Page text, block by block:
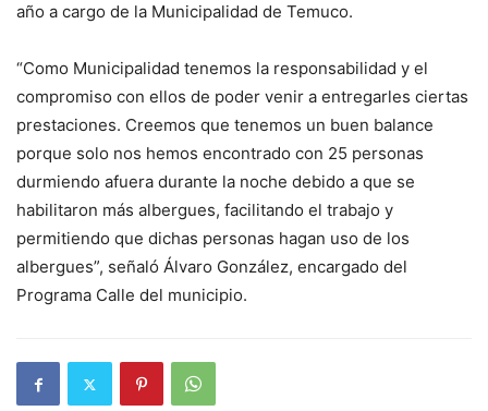
año a cargo de la Municipalidad de Temuco.
“Como Municipalidad tenemos la responsabilidad y el
compromiso con ellos de poder venir a entregarles ciertas
prestaciones. Creemos que tenemos un buen balance
porque solo nos hemos encontrado con 25 personas
durmiendo afuera durante la noche debido a que se
habilitaron más albergues, facilitando el trabajo y
permitiendo que dichas personas hagan uso de los
albergues”, señaló Álvaro González, encargado del
Programa Calle del municipio.